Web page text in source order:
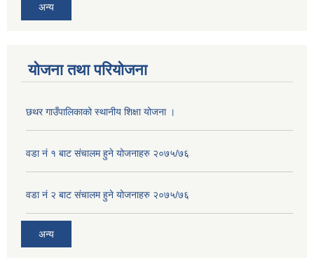
अन्य
योजना तथा परियोजना
छथर गाउँपालिकाको स्थानीय शिक्षा योजना ।
वडा नं १ बाट संचालम हुने योजनाहरु २०७५/७६
वडा नं २ बाट संचालम हुने योजनाहरु २०७५/७६
अन्य